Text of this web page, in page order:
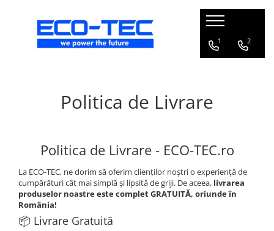
Pompe de căldură, boilere și accesorii
Pachete pompă de căldură R290 cu
boiler și vană 3 căi
Accesorii pompă de căldură
1 2
Politica de Livrare
Politica de Livrare - ECO-TEC.ro
La ECO-TEC, ne dorim să oferim clienților noștri o experiență de
cumpărături cât mai simplă și lipsită de griji. De aceea, livrarea
produselor noastre este complet GRATUITĂ, oriunde în
România!
📦 Livrare Gratuită